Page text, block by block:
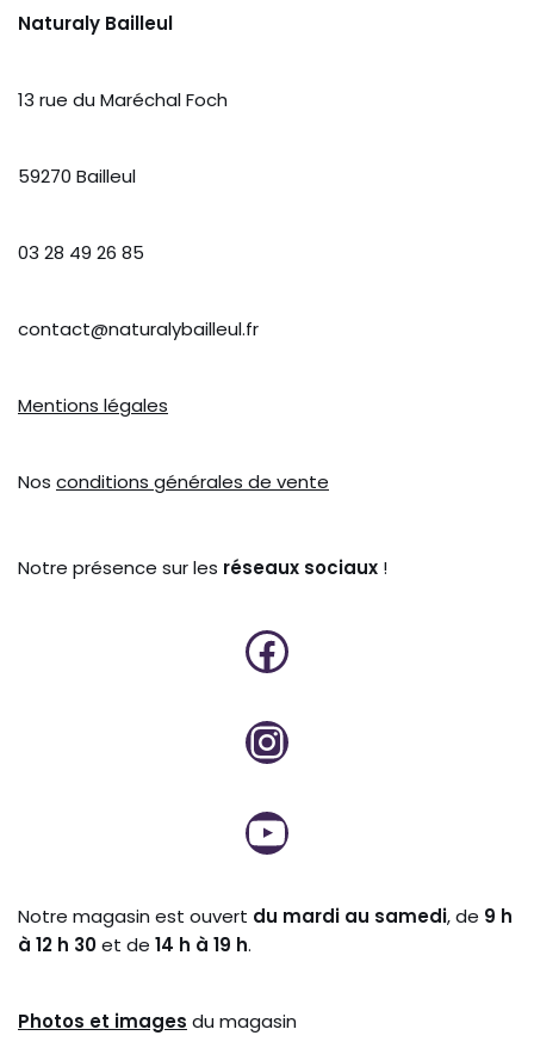
Naturaly Bailleul
13 rue du Maréchal Foch
59270 Bailleul
03 28 49 26 85
contact@naturalybailleul.fr
Mentions légales
Nos conditions générales de vente
Notre présence sur les réseaux sociaux !
Notre magasin est ouvert du mardi au samedi, de 9 h
à 12 h 30et de 14 h à 19 h.
Photos et images du magasin